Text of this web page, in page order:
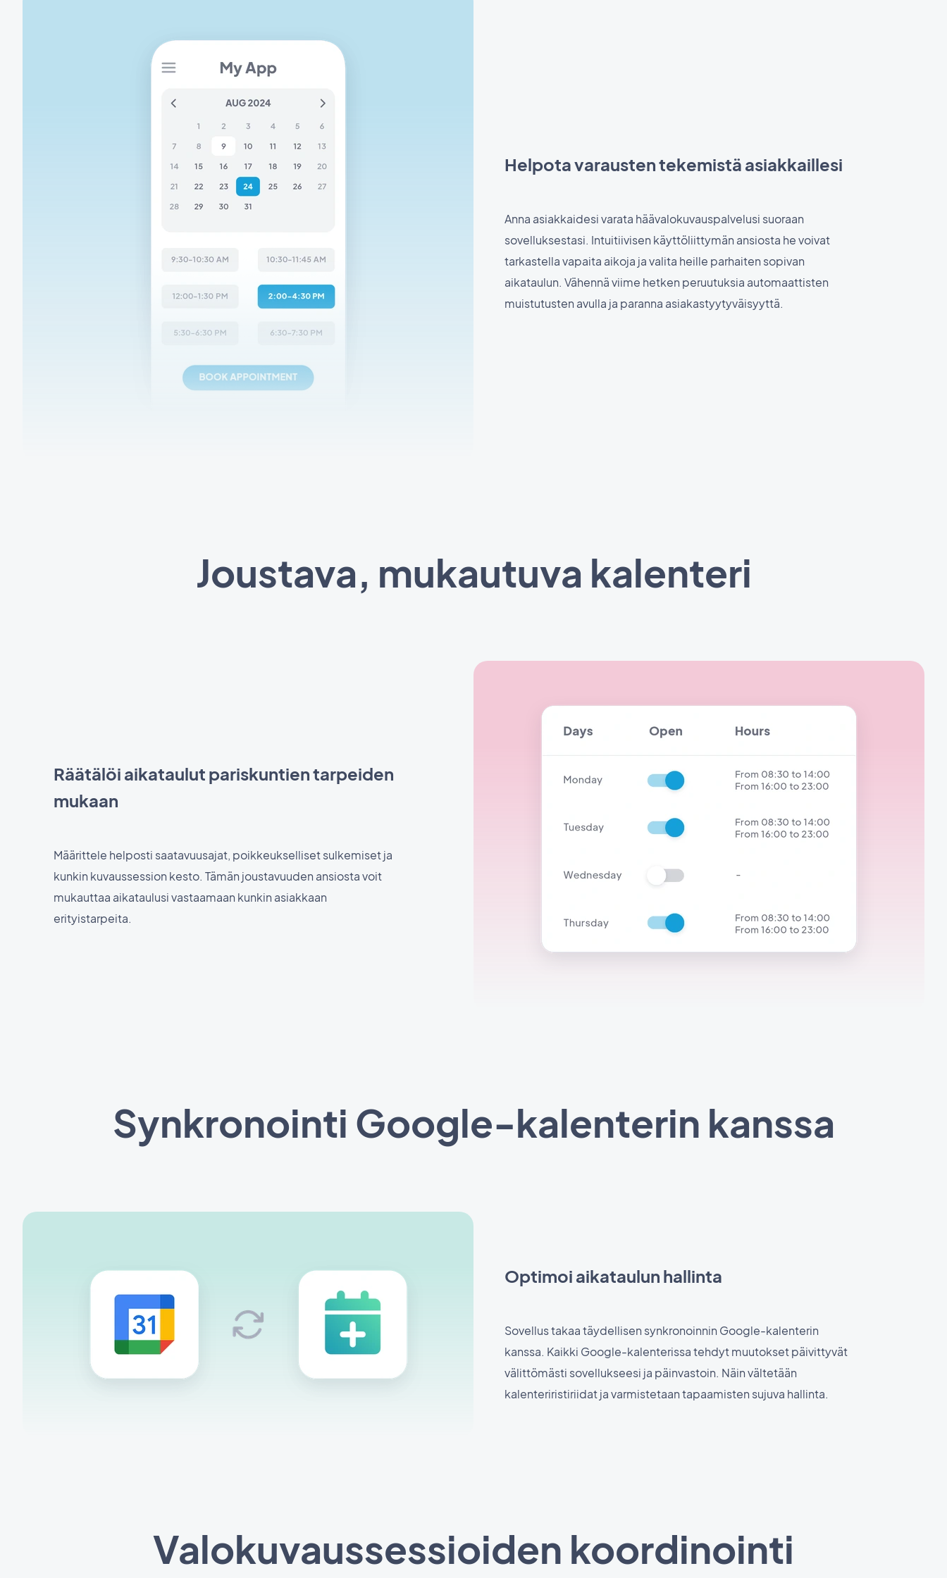
Helpota varausten tekemistä asiakkaillesi
Anna asiakkaidesi varata häävalokuvauspalvelusi suoraan
sovelluksestasi. Intuitiivisen käyttöliittymän ansiosta he voivat
tarkastella vapaita aikoja ja valita heille parhaiten sopivan
aikataulun. Vähennä viime hetken peruutuksia automaattisten
muistutusten avulla ja paranna asiakastyytyväisyyttä.
Joustava, mukautuva kalenteri
Räätälöi aikataulut pariskuntien tarpeiden
mukaan
Määrittele helposti saatavuusajat, poikkeukselliset sulkemiset ja
kunkin kuvaussession kesto. Tämän joustavuuden ansiosta voit
mukauttaa aikataulusi vastaamaan kunkin asiakkaan
erityistarpeita.
Synkronointi Google-kalenterin kanssa
Optimoi aikataulun hallinta
Sovellus takaa täydellisen synkronoinnin Google-kalenterin
kanssa. Kaikki Google-kalenterissa tehdyt muutokset päivittyvät
välittömästi sovellukseesi ja päinvastoin. Näin vältetään
kalenteriristiriidat ja varmistetaan tapaamisten sujuva hallinta.
Valokuvaussessioiden koordinointi